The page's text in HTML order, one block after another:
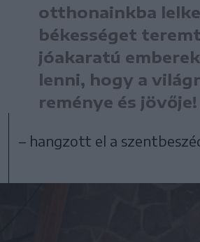
otthonainkba
békességet
jóakaratú
lenni, hogy a
reménye és jövője!
– hangzott el a